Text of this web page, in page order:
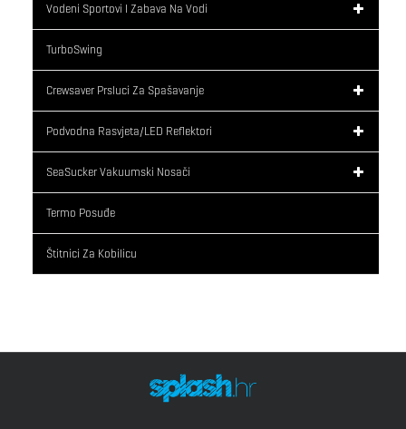
Vodeni Sportovi I Zabava Na Vodi
TurboSwing
Crewsaver Prsluci Za Spašavanje
Podvodna Rasvjeta/LED Reflektori
SeaSucker Vakuumski Nosači
Termo Posuđe
Štitnici Za Kobilicu